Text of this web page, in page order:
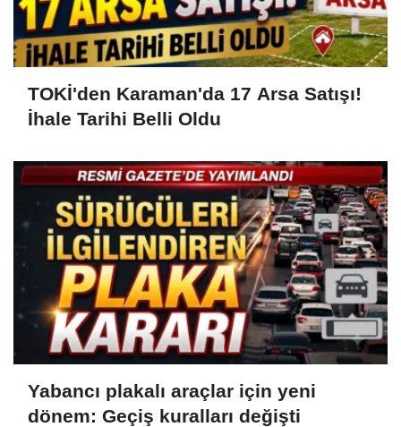
TOKİ'den Karaman'da 17 Arsa Satışı!
İhale Tarihi Belli Oldu
Yabancı plakalı araçlar için yeni
dönem: Geçiş kuralları değişti